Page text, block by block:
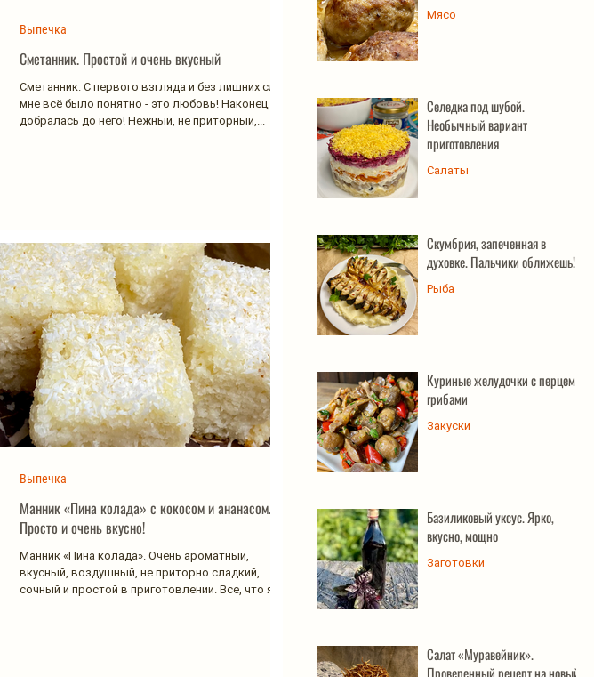
Сметанник. Простой и очень вкусный
Сметанник. С первого взгляда и без лишних слов
мне всё было понятно - это любовь! Наконец, я
добралась до него! Нежный, не приторный,...
Выпечка
Манник «Пина колада» с кокосом и ананасом.
Просто и очень вкусно!
Манник «Пина колада». Очень ароматный,
вкусный, воздушный, не приторно сладкий,
сочный и простой в приготовлении. Все, что я
Выпечка
Мясо
Селедка под шубой.
Необычный вариант
приготовления
Салаты
Скумбрия, запеченная в
духовке. Пальчики оближешь!
Рыба
Куриные желудочки с перцем и
грибами
Закуски
Базиликовый уксус. Ярко,
вкусно, мощно
Заготовки
Салат «Муравейник».
Проверенный рецепт на новый